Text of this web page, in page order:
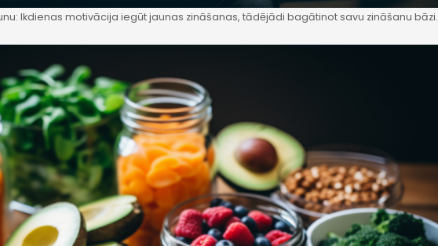
Ikdienas motivācija iegūt jaunas zināšanas, tādējādi bagātinot savu zināšanu bāzi.